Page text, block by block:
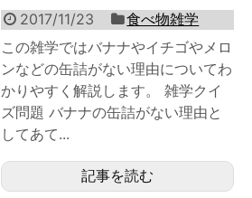
2017/11/23
食べ物雑学
この雑学ではバナナやイチゴやメロ
ンなどの缶詰がない理由についてわ
かりやすく解説します。 雑学クイ
ズ問題 バナナの缶詰がない理由と
してあて...
記事を読む